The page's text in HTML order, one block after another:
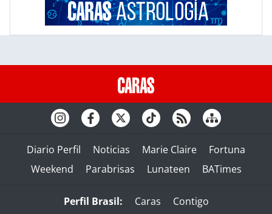
Diario Perfil Noticias Marie Claire
Fortuna
Weekend
Parabrisas Lunateen BATimes
Perfil Brasil: Caras Contigo